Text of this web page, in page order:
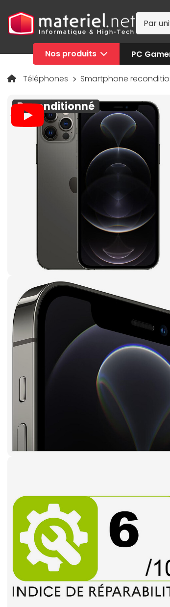
Par
Nos produits PC
Téléphones Smartphone
Reconditionné